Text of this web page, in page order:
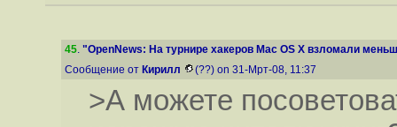
45. "OpenNews: На турнире хакеров Mac OS X взломали
Сообщение от Кирилл (??) on 31-Мрт-08, 11:37
>А можете